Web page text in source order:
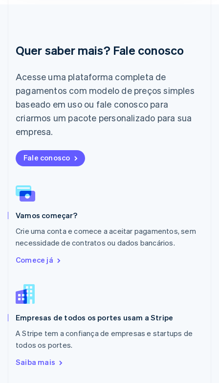
Quer saber mais? Fale conosco
Acesse uma plataforma completa de
pagamentos com modelo de preços simples
baseado em uso ou fale conosco para
criarmos um pacote personalizado para sua
empresa.
Fale conosco
Vamos começar?
Crie uma conta e comece a aceitar pagamentos, sem
necessidade de contratos ou dados bancários.
Comece já
Empresas de todos os portes usam a Stripe
A Stripe tem a confiança de empresas e startups de
todos os portes.
Saiba mais
日本語English
Liechtenstein
DeutschEnglish
English
Luxemburgo
Malásia
Malta
English
Español
Noruega
Nova Zelândia
Países Baixos
NederlandsEnglish
Polônia
Português
RAE de Hong Kong, China
Reino Unido
República Tcheca
English
English